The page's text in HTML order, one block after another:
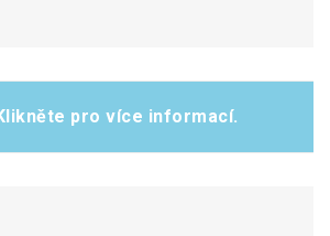
pro více informací.